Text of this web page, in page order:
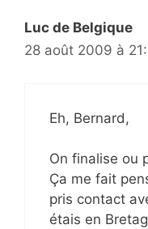
Luc de Belgique
28 août 2009 à
Eh, Bernard,
On finalise ou
Ça me fait
pris contact
étais en